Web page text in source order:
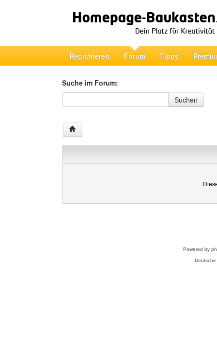
Registrieren Forum Tipps
Suche im Forum:
Suche im Forum
Suchen
Powered by